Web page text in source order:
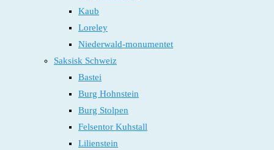
Kaub
Loreley
Niederwald-monumentet
Saksisk Schweiz
Bastei
Burg Hohnstein
Burg Stolpen
Felsentor Kuhstall
Lilienstein